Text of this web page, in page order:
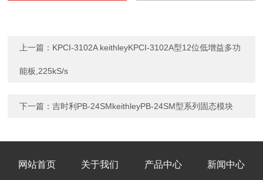
上一篇： KPCI-3102A keithleyKPCI-3102A型12位低增益多功
能板,225kS/s
下一篇：吉时利PB-24SMkeithleyPB-24SM型系列固态模块
网站首页 关于我们 产品中心 新闻中心